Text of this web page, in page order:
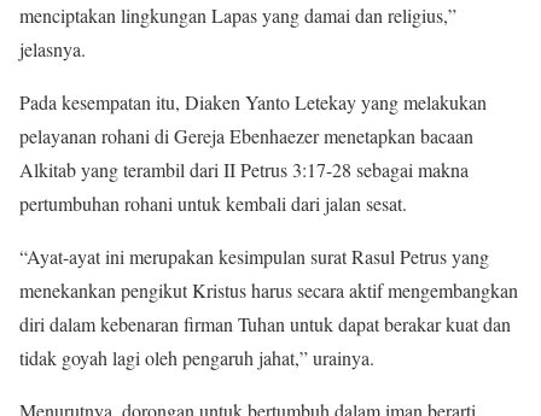
menciptakan lingkungan Lapas yang damai dan religius,”
jelasnya.
Pada kesempatan itu, Diaken Yanto Letekay yang melakukan
pelayanan rohani di Gereja Ebenhaezer menetapkan bacaan
Alkitab yang terambil dari II Petrus 3:17-28 sebagai makna
pertumbuhan rohani untuk kembali dari jalan sesat.
“Ayat-ayat ini merupakan kesimpulan surat Rasul Petrus yang
menekankan pengikut Kristus harus secara aktif mengembangkan
diri dalam kebenaran firman Tuhan untuk dapat berakar kuat dan
tidak goyah lagi oleh pengaruh jahat,” urainya.
Menurutnya, dorongan untuk bertumbuh dalam iman berarti